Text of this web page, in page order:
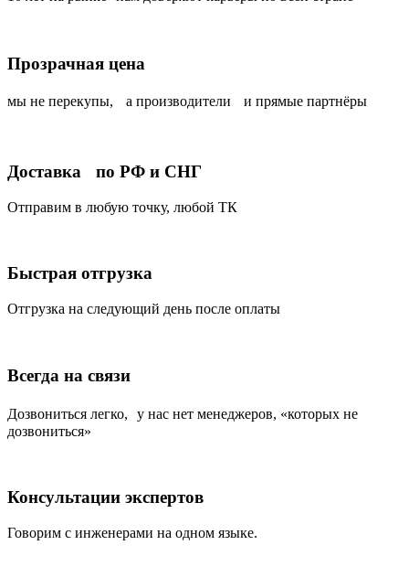
Прозрачная цена
мы не перекупы, а производители и прямые партнёры
Доставка по РФ и СНГ
Отправим в любую точку, любой ТК
Быстрая отгрузка
Отгрузка на следующий день после оплаты
Всегда на связи
Дозвониться легко, у нас нет менеджеров, «которых не
дозвониться»
Консультации экспертов
Говорим с инженерами на одном языке.